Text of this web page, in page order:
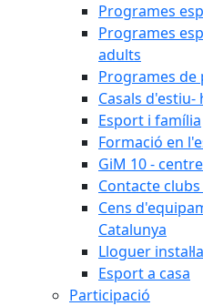
Programes
Programes
adults
Programes
Casals d'estiu-
Esport i família
Formació en
GiM 10 -
Contacte
Cens
Catalunya
Lloguer
Esport a casa
Participació